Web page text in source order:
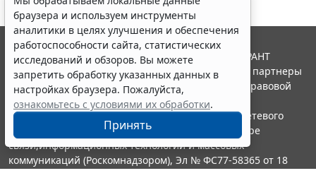
браузера и используем инструменты
аналитики в целях улучшения и обеспечения
работоспособности сайта, статистических
исследований и обзоров. Вы можете
запретить обработку указанных данных в
настройках браузера. Пожалуйста,
ознакомьтесь с условиями их обработки.
Принять
© ООО "НПП "ГАРАНТ-СЕРВИС", 2026. Система ГАРАНТ
выпускается с 1990 года. Компания "Гарант" и ее партнеры
являются участниками Российской ассоциации правовой
информации ГАРАНТ.
Портал ГАРАНТ.РУ зарегистрирован в качестве сетевого
издания Федеральной службой по надзору в сфере
связи,информационных технологий и массовых
коммуникаций (Роскомнадзором), Эл № ФС77-58365 от 18